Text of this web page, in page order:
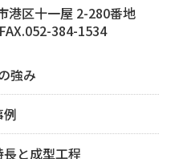
港区十一屋 2-280番地
384-1534
強み
例
と成型工程